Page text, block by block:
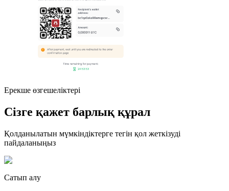
Ерекше өзгешеліктері
Сізге қажет барлық құрал
Қолданылатын мүмкіндіктерге тегін қол жеткізуді
пайдаланыңыз
Сатып алу